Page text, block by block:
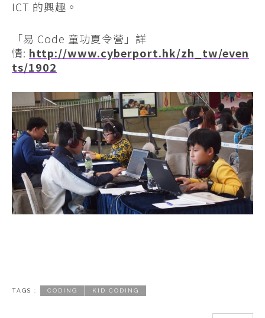
ICT 的興趣。
「易 Code 童功夏令營」詳
情: http://www.cyberport.hk/zh_tw/even
ts/1902
TAGS : CODING KID CODING